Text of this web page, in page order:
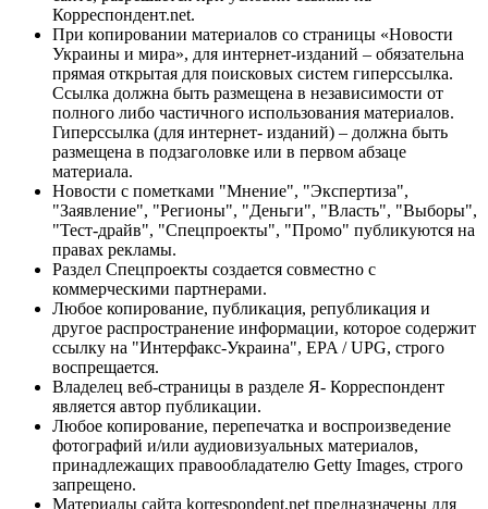
Корреспондент.net.
При копировании материалов со страницы «Новости
Украины и мира», для интернет-изданий – обязательна
прямая открытая для поисковых систем гиперссылка.
Ссылка должна быть размещена в независимости от
полного либо частичного использования материалов.
Гиперссылка (для интернет- изданий) – должна быть
размещена в подзаголовке или в первом абзаце
материала.
Новости с пометками "Мнение", "Экспертиза",
"Заявление", "Регионы", "Деньги", "Власть", "Выборы",
"Тест-драйв", "Спецпроекты", "Промо" публикуются на
правах рекламы.
Раздел Спецпроекты создается совместно с
коммерческими партнерами.
Любое копирование, публикация, републикация и
другое распространение информации, которое содержит
ссылку на "Интерфакс-Украина", EPA / UPG, строго
воспрещается.
Владелец веб-страницы в разделе Я- Корреспондент
является автор публикации.
Любое копирование, перепечатка и воспроизведение
фотографий и/или аудиовизуальных материалов,
принадлежащих правообладателю Getty Images, строго
запрещено.
Материалы сайта korrespondent.net предназначены для